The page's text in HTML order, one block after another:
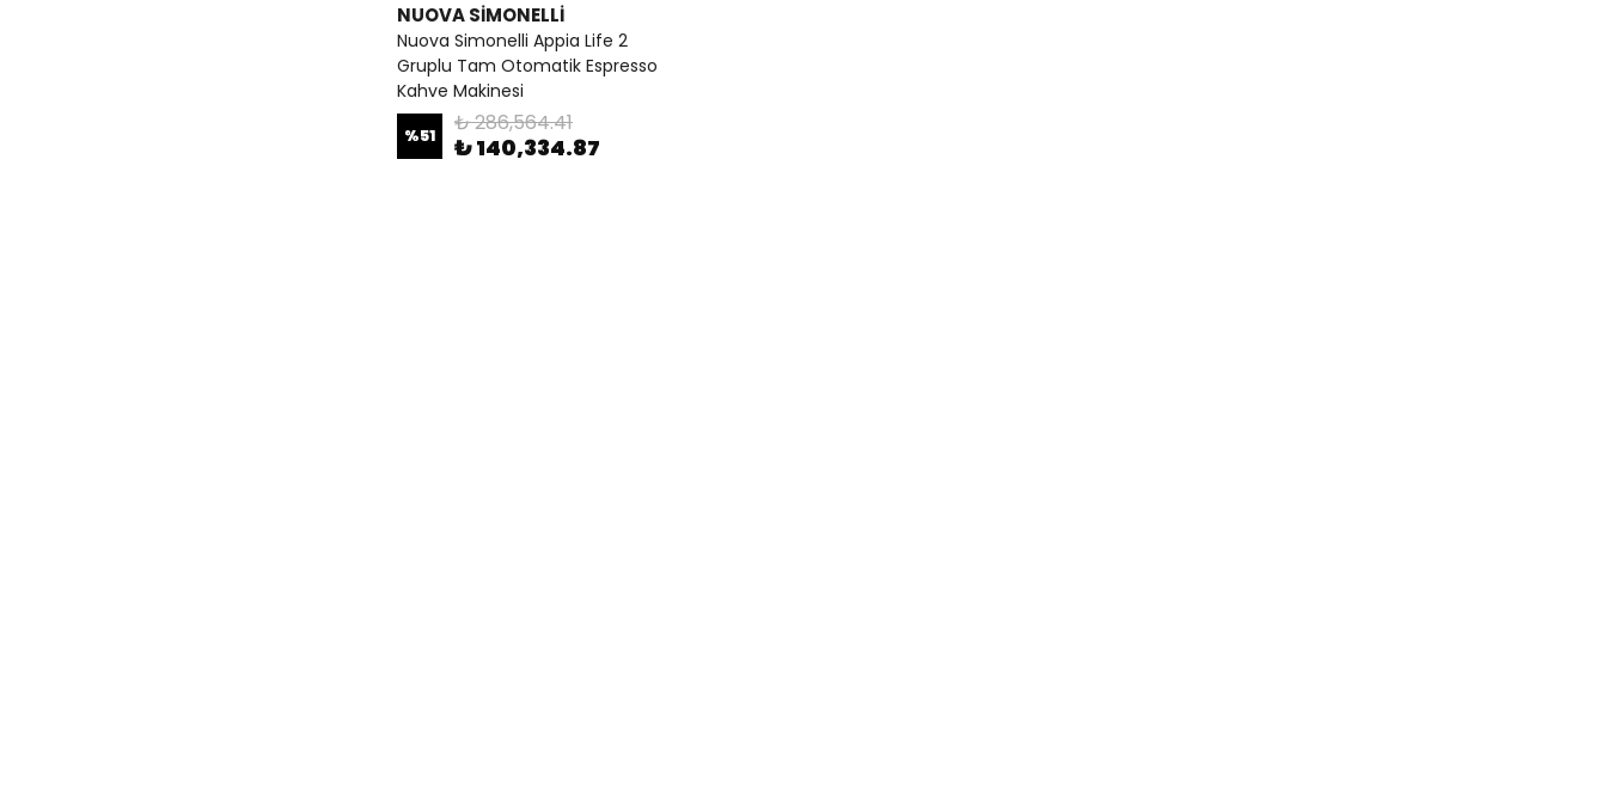
NUOVA SİMONELLİ
Nuova Simonelli Appia Life 2
Gruplu Tam Otomatik Espresso
Kahve Makinesi
%51 ₺ 286,564.41
₺ 140,334.87